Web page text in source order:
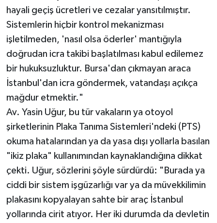
hayali geçiş ücretleri ve cezalar yansıtılmıştır.
Sistemlerin hiçbir kontrol mekanizması
işletilmeden, 'nasıl olsa öderler' mantığıyla
doğrudan icra takibi başlatılması kabul edilemez
bir hukuksuzluktur. Bursa'dan çıkmayan araca
İstanbul'dan icra göndermek, vatandaşı açıkça
mağdur etmektir."
Av. Yasin Uğur, bu tür vakaların ya otoyol
şirketlerinin Plaka Tanıma Sistemleri'ndeki (PTS)
okuma hatalarından ya da yasa dışı yollarla basılan
"ikiz plaka" kullanımından kaynaklandığına dikkat
çekti. Uğur, sözlerini şöyle sürdürdü: "Burada ya
ciddi bir sistem işgüzarlığı var ya da müvekkilimin
plakasını kopyalayan sahte bir araç İstanbul
yollarında cirit atıyor. Her iki durumda da devletin